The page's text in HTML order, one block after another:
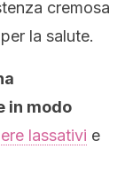
cremosa
la salute.
in modo
lassativi e